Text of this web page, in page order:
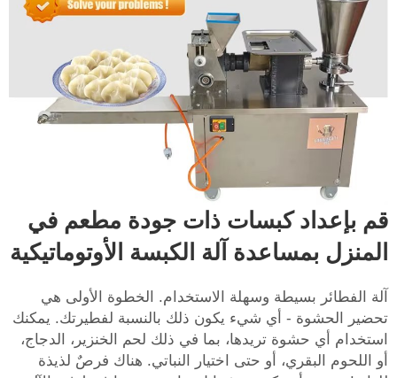
قم بإعداد كبسات ذات جودة مطعم في
المنزل بمساعدة آلة الكبسة الأوتوماتيكية
آلة الفطائر بسيطة وسهلة الاستخدام. الخطوة الأولى هي
تحضير الحشوة - أي شيء يكون ذلك بالنسبة لفطيرتك. يمكنك
استخدام أي حشوة تريدها، بما في ذلك لحم الخنزير، الدجاج،
أو اللحوم البقري، أو حتى اختيار النباتي. هناك فرصٌ لذيذة